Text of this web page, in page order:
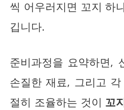
씩 어우러지면 꼬지 하
깁니다.
준비과정을 요약하면,
손질한 재료, 그리고
절히 조율하는 것이 꼬